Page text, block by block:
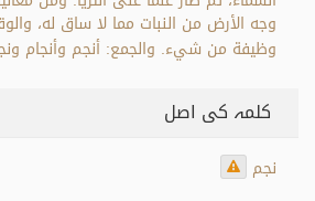
وجه الأرض من النبات مما لا ساق له،
وظيفة من شيء. والجمع: أنجم وأنجام
کلمہ کی اصل
نجم